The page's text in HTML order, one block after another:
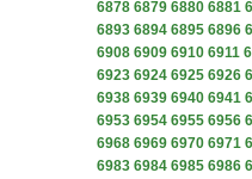
6878 6879 6880 6881
6893 6894 6895 6896
6908 6909 6910 6911
6923 6924 6925 6926
6938 6939 6940 6941
6953 6954 6955 6956
6968 6969 6970 6971
6983 6984 6985 6986